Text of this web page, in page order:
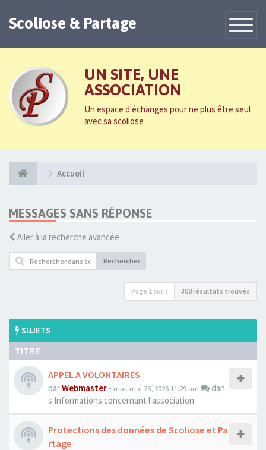
Toggle
Scoliose & Partage
UN SITE, UNE
ASSOCIATION
Un espace d'échanges pour ne plus être seul
avec sa scoliose
Accueil
MESSAGES SANS RÉPONSE
Aller à la recherche avancée
Rechercher
Page 1 sur 7 308 résultats trouvés
SUJETS
TITRE
APPEL A VOLONTAIRES
parWebmaster - mar. mai 26, 2026 11:29 am
dan
s Informations concernant l'association
Protections des données de Scoliose et Pa
rtage